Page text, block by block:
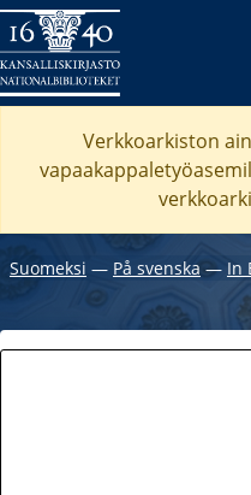
Verkkoarkiston
Suomeksi ― På svenska ― In